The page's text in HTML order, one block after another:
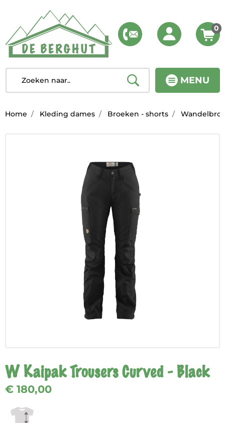
MENU
0
Home Kleding dames Broeken - shorts
W Kaipak Trousers Curved - Black
€ 180,00